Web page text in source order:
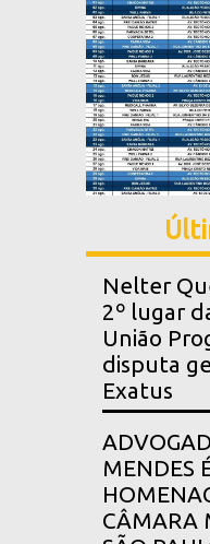
Nelter
2º lugar
União
disputa
Exatus
MENDES
CÂMARA